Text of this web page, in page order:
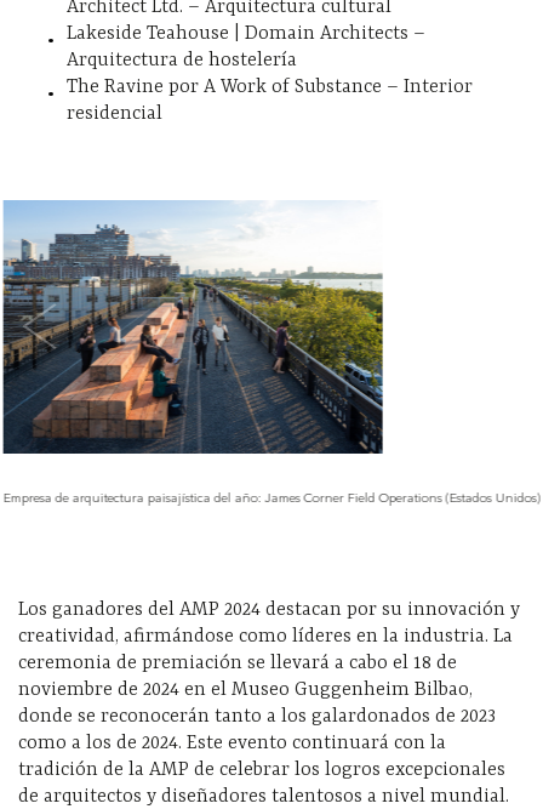
Architect Ltd. – Arquitectura cultural
Lakeside Teahouse | Domain Architects –
Arquitectura de hostelería
The Ravine por A Work of Substance – Interior
residencial
Empresa de arquitectura paisajística del año: James Corner Field Operations (Estados Unidos)
Los ganadores del AMP 2024 destacan por su innovación y
creatividad, afirmándose como líderes en la industria. La
ceremonia de premiación se llevará a cabo el 18 de
noviembre de 2024 en el Museo Guggenheim Bilbao,
donde se reconocerán tanto a los galardonados de 2023
como a los de 2024. Este evento continuará con la
tradición de la AMP de celebrar los logros excepcionales
de arquitectos y diseñadores talentosos a nivel mundial.